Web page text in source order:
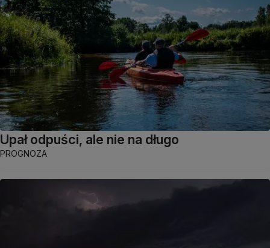
Upał odpuści, ale nie na długo
PROGNOZA